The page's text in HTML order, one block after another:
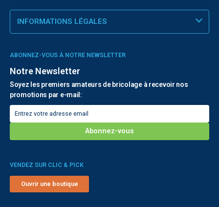
INFORMATIONS LÉGALES
ABONNEZ-VOUS À NOTRE NEWSLETTER
Notre Newsletter
Soyez les premiers amateurs de bricolage à recevoir nos
promotions par e-mail:
VENDEZ SUR CLIC & PICK
Ouvrir une boutique